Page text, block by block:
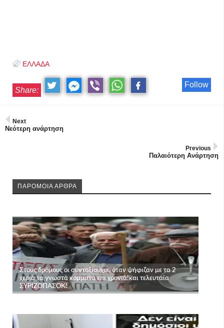
ΕΛΛΑΔΑ
Follow
Share:
Next
Νεότερη ανάρτηση
Previous
Παλαιότερη Ανάρτηση
ΠΑΡΟΜΟΙΑ ΑΡΘΡΑ